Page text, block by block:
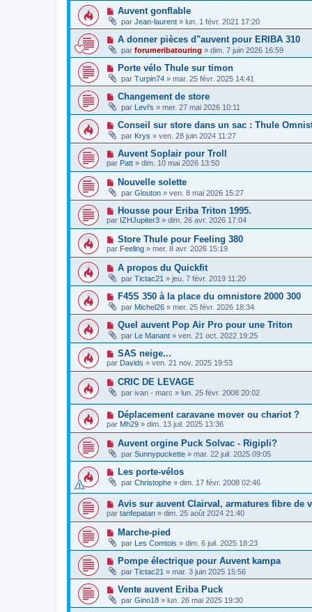
Auvent gonflable
par Jean-laurent » lun. 1 févr. 2021 17:20
A donner pièces d"auvent pour ERIBA 310
par forumeribatouring » dim. 7 juin 2026 16:59
Porte vélo Thule sur timon
par Turpin74 » mar. 25 févr. 2025 14:41
Changement de store
par Levi's » mer. 27 mai 2026 10:11
Conseil sur store dans un sac : Thule
par Krys » ven. 28 juin 2024 11:27
Auvent Soplair pour Troll
par Patt » dim. 10 mai 2026 13:50
Nouvelle solette
par Glouton » ven. 8 mai 2026 15:27
Housse pour Eriba Triton 1995.
par IZHJupiter3 » dim. 26 avr. 2026 17:04
Store Thule pour Feeling 380
par Feeling » mer. 8 avr. 2026 15:19
A propos du Quickfit
par Tictac21 » jeu. 7 févr. 2019 11:20
F45S 350 à la place du omnistore 2000 300
par Michel26 » mer. 25 févr. 2026 18:34
Quel auvent Pop Air Pro pour une Triton
par Le Manant » ven. 21 oct. 2022 19:25
SAS neige...
par Davids » ven. 21 nov. 2025 19:53
CRIC DE LEVAGE
par ivan - marc » lun. 25 févr. 2008 20:02
Déplacement caravane mover ou chariot ?
par Mh29 » dim. 13 juil. 2025 13:36
Auvent orgine Puck Solvac - Rigipli?
par Sunnypuckette » mar. 22 juil. 2025 09:05
Les porte-vélos
par Christophe » dim. 17 févr. 2008 02:46
Avis sur auvent Clairval, armatures fibre de
par tanfepatan » dim. 25 août 2024 21:40
Marche-pied
par Les Comtois » dim. 6 juil. 2025 18:23
Pompe électrique pour Auvent kampa
par Tictac21 » mar. 3 juin 2025 15:56
Vente auvent Eriba Puck
par Gino18 » lun. 26 mai 2025 19:30